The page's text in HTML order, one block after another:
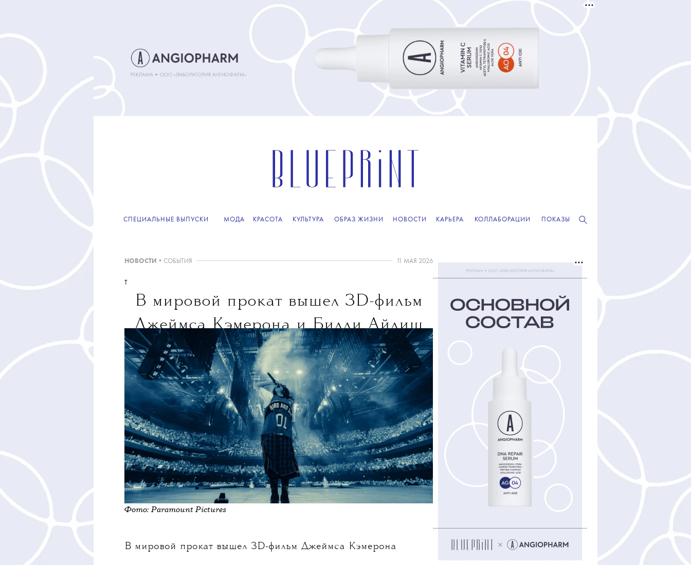
СПЕЦИАЛЬНЫЕ ВЫПУСКИ МОДА КРАСОТА КУЛЬТУРА ОБРАЗ ЖИЗНИ НОВОСТИ КАРЬЕРА КОЛЛАБОРАЦИИ ПОКАЗЫ
НОВОСТИ • СОБЫТИЯ 11 МАЯ 2026
В мировой прокат вышел 3D-фильм
Джеймса Кэмерона и Билли Айлиш
Фото: Paramount Pictures
В мировой прокат вышел 3D-фильм Джеймса Кэмерона